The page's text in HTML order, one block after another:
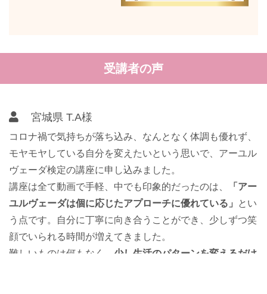
受講者の声
宮城県 T.A様
コロナ禍で気持ちが落ち込み、なんとなく体調も優れず、
モヤモヤしている自分を変えたいという思いで、アーユル
ヴェーダ検定の講座に申し込みました。
講座は全て動画で手軽、中でも印象的だったのは、
「アー
ユルヴェーダは個に応じたアプローチに優れている」
とい
う点です。自分に丁寧に向き合うことができ、少しずつ笑
顔でいられる時間が増えてきました。
難しいものは何もなく、 少し生活のパターンを変えるだけ